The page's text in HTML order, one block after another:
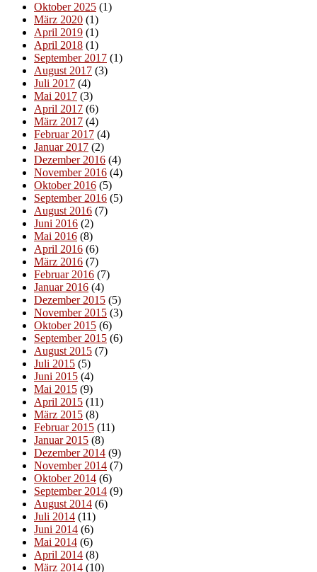
Oktober 2025 (1)
März 2020 (1)
April 2019 (1)
April 2018 (1)
September 2017 (1)
August 2017 (3)
Juli 2017 (4)
Mai 2017 (3)
April 2017 (6)
März 2017 (4)
Februar 2017 (4)
Januar 2017 (2)
Dezember 2016 (4)
November 2016 (4)
Oktober 2016 (5)
September 2016 (5)
August 2016 (7)
Juni 2016 (2)
Mai 2016 (8)
April 2016 (6)
März 2016 (7)
Februar 2016 (7)
Januar 2016 (4)
Dezember 2015 (5)
November 2015 (3)
Oktober 2015 (6)
September 2015 (6)
August 2015 (7)
Juli 2015 (5)
Juni 2015 (4)
Mai 2015 (9)
April 2015 (11)
März 2015 (8)
Februar 2015 (11)
Januar 2015 (8)
Dezember 2014 (9)
November 2014 (7)
Oktober 2014 (6)
September 2014 (9)
August 2014 (6)
Juli 2014 (11)
Juni 2014 (6)
Mai 2014 (6)
April 2014 (8)
März 2014 (10)